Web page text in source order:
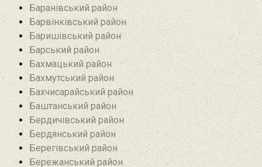
Баранівський район‎
Барвінківський район
Баришівський район
Барський район
Бахмацький район
Бахмутський район
Бахчисарайський район
Баштанський район
Бердичівський район
Бердянський район
Берегівський район
Бережанський район‎